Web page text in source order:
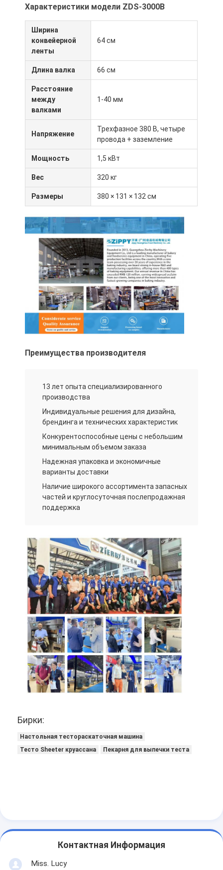
Пищевой плетец
Тесто Sheeter
Коммерческий хлеборезательный станок
Проверка пекарни
Проверка холодильника
коммерчески печь пекарни
печь конвекции
Комбинированная печь
печь пиццы
Маленькое оборудование для пекарни
Торговый дисплейный морозильник
Замерзающее устройство
Охладитель взрыва
Льдогенератор
Витрина для выпечки
Характеристики модели ZDS-3000B
Ширина
конвейерной
ленты
64 см
Длина валка 66 см
Расстояние
между
валками
1-40 мм
Напряжение
Трехфазное 380 В, четыре
провода + заземление
Мощность 1,5 кВт
Вес 320 кг
Размеры 380 × 131 × 132 см
Преимущества производителя
13 лет опыта специализированного
производства
Индивидуальные решения для дизайна,
брендинга и технических характеристик
Конкурентоспособные цены с небольшим
минимальным объемом заказа
Надежная упаковка и экономичные
варианты доставки
Наличие широкого ассортимента запасных
частей и круглосуточная послепродажная
поддержка
Бирки:
Настольная тестораскаточная машина
Тесто Sheeter круассана
Пекарня для выпечки теста
Контактная Информация
Miss. Lucy